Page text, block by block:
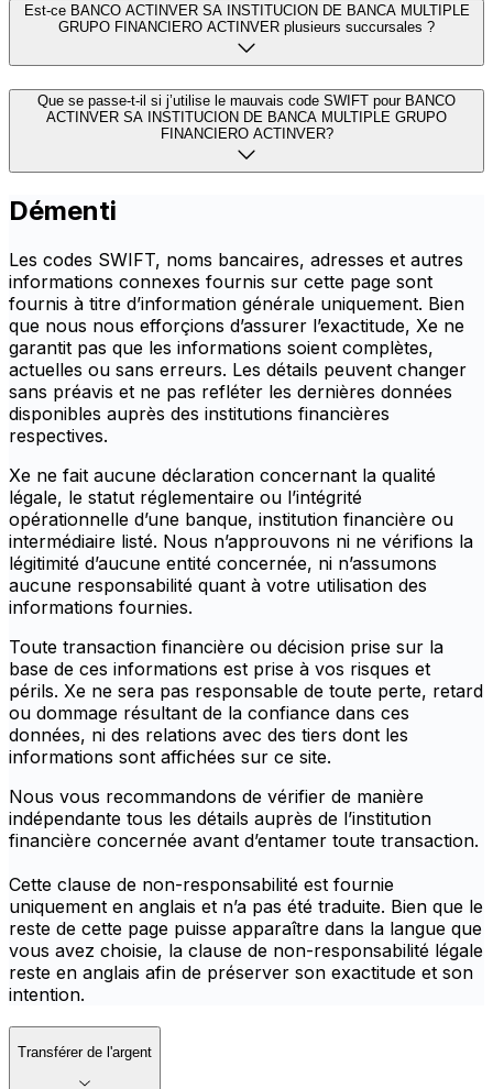
Est-ce BANCO ACTINVER SA INSTITUCION DE BANCA MULTIPLE
GRUPO FINANCIERO ACTINVER plusieurs succursales ?
Que se passe-t-il si j’utilise le mauvais code SWIFT pour BANCO
ACTINVER SA INSTITUCION DE BANCA MULTIPLE GRUPO
FINANCIERO ACTINVER?
Démenti
Les codes SWIFT, noms bancaires, adresses et autres
informations connexes fournis sur cette page sont
fournis à titre d’information générale uniquement. Bien
que nous nous efforçions d’assurer l’exactitude, Xe ne
garantit pas que les informations soient complètes,
actuelles ou sans erreurs. Les détails peuvent changer
sans préavis et ne pas refléter les dernières données
disponibles auprès des institutions financières
respectives.
Xe ne fait aucune déclaration concernant la qualité
légale, le statut réglementaire ou l’intégrité
opérationnelle d’une banque, institution financière ou
intermédiaire listé. Nous n’approuvons ni ne vérifions la
légitimité d’aucune entité concernée, ni n’assumons
aucune responsabilité quant à votre utilisation des
informations fournies.
Toute transaction financière ou décision prise sur la
base de ces informations est prise à vos risques et
périls. Xe ne sera pas responsable de toute perte, retard
ou dommage résultant de la confiance dans ces
données, ni des relations avec des tiers dont les
informations sont affichées sur ce site.
Nous vous recommandons de vérifier de manière
indépendante tous les détails auprès de l’institution
financière concernée avant d’entamer toute transaction.
Cette clause de non-responsabilité est fournie
uniquement en anglais et n’a pas été traduite. Bien que le
reste de cette page puisse apparaître dans la langue que
vous avez choisie, la clause de non-responsabilité légale
reste en anglais afin de préserver son exactitude et son
intention.
Transférer de l'argent